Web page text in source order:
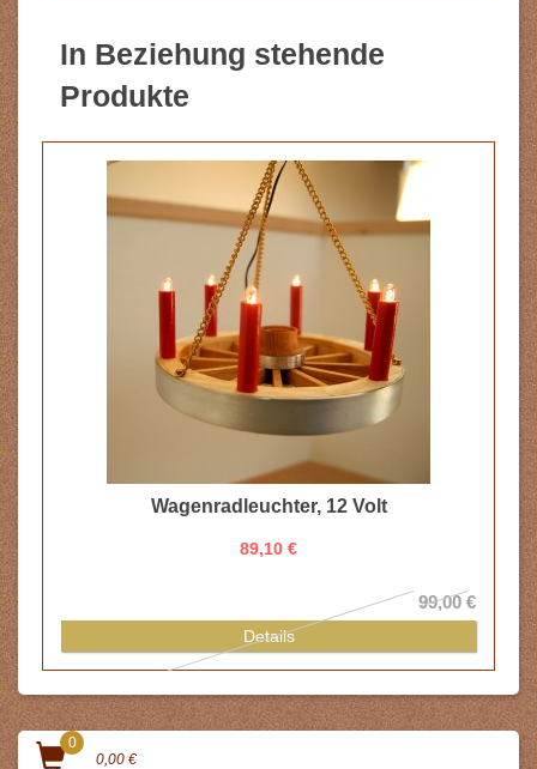
In Beziehung stehende
Produkte
Wagenradleuchter, 12 Volt
89,10 €
99,00 €
Details
0
0,00 €